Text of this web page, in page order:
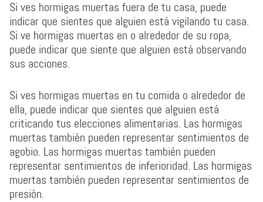
Si ves hormigas muertas fuera de tu casa, puede
indicar que sientes que alguien está vigilando tu casa.
Si ve hormigas muertas en o alrededor de su ropa,
puede indicar que siente que alguien está observando
sus acciones.
Si ves hormigas muertas en tu comida o alrededor de
ella, puede indicar que sientes que alguien está
criticando tus elecciones alimentarias. Las hormigas
muertas también pueden representar sentimientos de
agobio. Las hormigas muertas también pueden
representar sentimientos de inferioridad. Las hormigas
muertas también pueden representar sentimientos de
presión.